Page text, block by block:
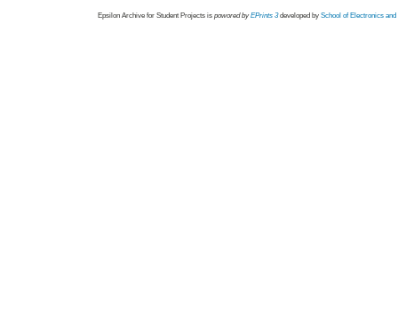
Epsilon Archive for Student Projects is powored byEPrints 3 developed by School of Electronics